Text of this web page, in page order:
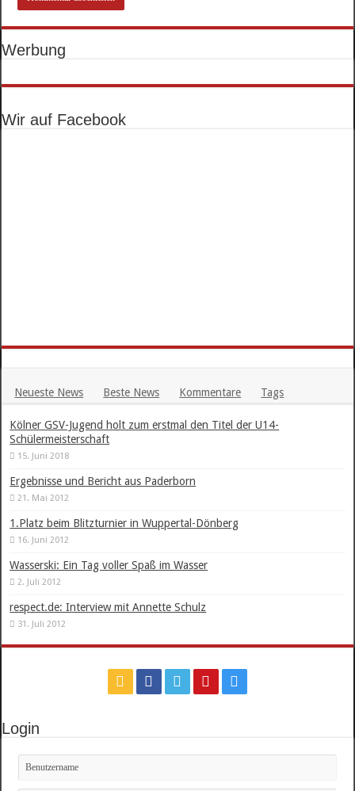
Werbung
Wir auf Facebook
Neueste News Beste News Kommentare Tags
Kölner GSV-Jugend holt zum erstmal den Titel der U14-
Schülermeisterschaft
15. Juni 2018
Ergebnisse und Bericht aus Paderborn
21. Mai 2012
1.Platz beim Blitzturnier in Wuppertal-Dönberg
16. Juni 2012
Wasserski: Ein Tag voller Spaß im Wasser
2. Juli 2012
respect.de: Interview mit Annette Schulz
31. Juli 2012
Login